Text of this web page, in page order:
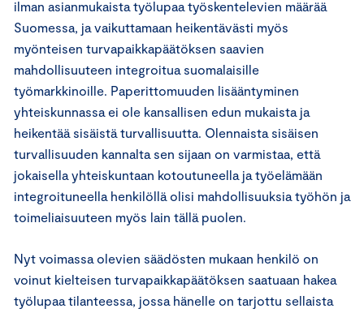
ilman asianmukaista työlupaa työskentelevien määrää
Suomessa, ja vaikuttamaan heikentävästi myös
myönteisen turvapaikkapäätöksen saavien
mahdollisuuteen integroitua suomalaisille
työmarkkinoille. Paperittomuuden lisääntyminen
yhteiskunnassa ei ole kansallisen edun mukaista ja
heikentää sisäistä turvallisuutta. Olennaista sisäisen
turvallisuuden kannalta sen sijaan on varmistaa, että
jokaisella yhteiskuntaan kotoutuneella ja työelämään
integroituneella henkilöllä olisi mahdollisuuksia työhön ja
toimeliaisuuteen myös lain tällä puolen.
Nyt voimassa olevien säädösten mukaan henkilö on
voinut kielteisen turvapaikkapäätöksen saatuaan hakea
työlupaa tilanteessa, jossa hänelle on tarjottu sellaista